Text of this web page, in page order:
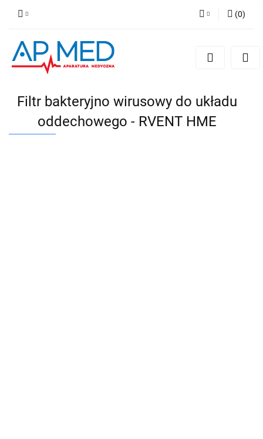
Zarejestruj się
(0)
Filtr bakteryjno wirusowy do układu
oddechowego - RVENT HME